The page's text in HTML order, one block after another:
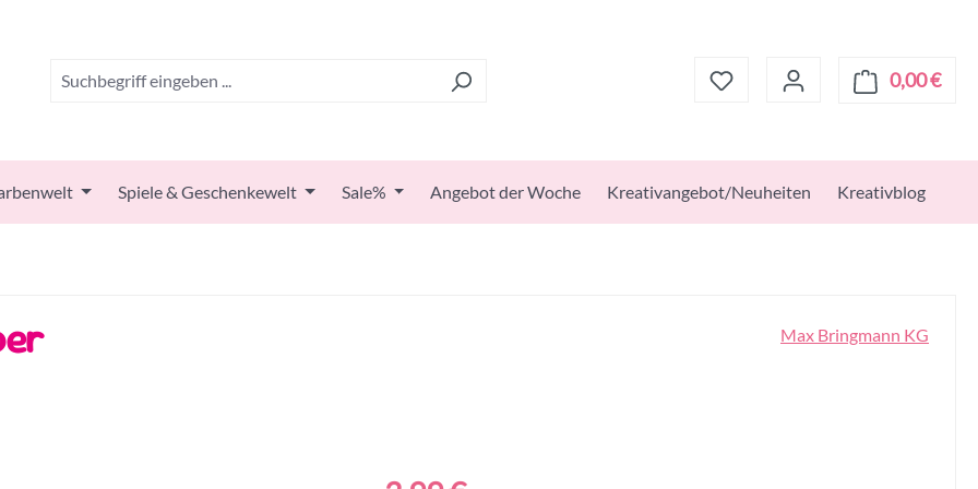
0,00 €
Spiele & Geschenkewelt Sale% Angebot der Woche Kreativangebot/Neuheiten Kreativblog
Max Bringmann KG
Regulärer Preis: